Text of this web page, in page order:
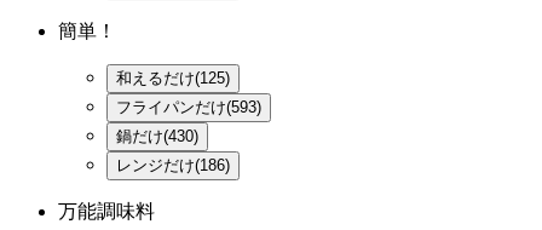
簡単！
和えるだけ(125)
フライパンだけ(593)
鍋だけ(430)
レンジだけ(186)
万能調味料